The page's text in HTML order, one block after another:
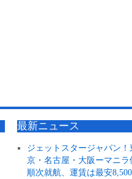
最新ニュース
ジェットスタージャパン！
京・名古屋・大阪ーマニラ
順次就航、運賃は最安